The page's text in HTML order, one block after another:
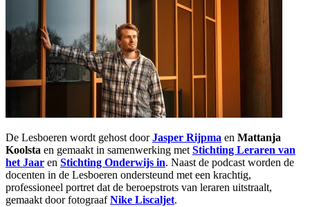
De Lesboeren wordt gehost doorJasper Rijpma en Mattanja
Koolsta en gemaakt in samenwerking met ⁠Stichting Leraren van
het Jaar⁠ en ⁠Stichting Onderwijs in⁠. Naast de podcast worden de
docenten in de Lesboeren ondersteund met een krachtig,
professioneel portret dat de beroepstrots van leraren uitstraalt,
gemaakt door fotograaf⁠Nike Liscaljet⁠.